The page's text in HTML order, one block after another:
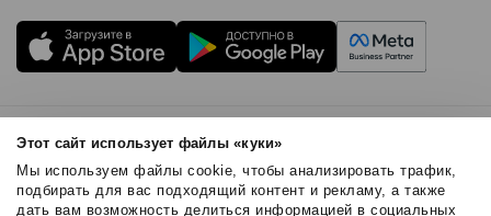
Этот сайт использует файлы «куки»
Мы используем файлы cookie, чтобы анализировать трафик,
подбирать для вас подходящий контент и рекламу, а также
дать вам возможность делиться информацией в социальных
Правила использования
Безопасность SendPulse
Политика конфиденциальности